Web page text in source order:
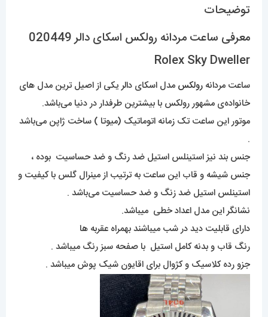
توضیحات
معرفی ساعت مردانه رولکس اسکای دالر 020449
Rolex Sky Dweller
ساعت مردانه رولکس مدل اسکای دالر یکی از اصیل ترین مدل های
خانواده‌ی مشهور رولکس با بیشترین طرفدار در دنیا می‌باشد.
موتور این ساعت تک زمانه اتوماتیک (میوتا ) ساخت ژاپن می‌باشد
.
جنس بند نیز استینلس استیل ضد رنگ و ضد حساسیت بوده ،
جنس شیشه و قاب این ساعت به ترتیب از مینرال گلس با کیفیت و
استینلس استیل ضد زنگ و ضد حساسیت می‌باشد .
نشانگر این مدل اعداد خطی میباشد.
دارای قابلیت دید در شب میباشند بهمراه عقربه ها
رنگ قاب و بدنه کامل استیل با صفحه سبز رنگ میباشد .
جزو رده کلاسیک و کژوال برای اقایون شیک پوش میباشد .